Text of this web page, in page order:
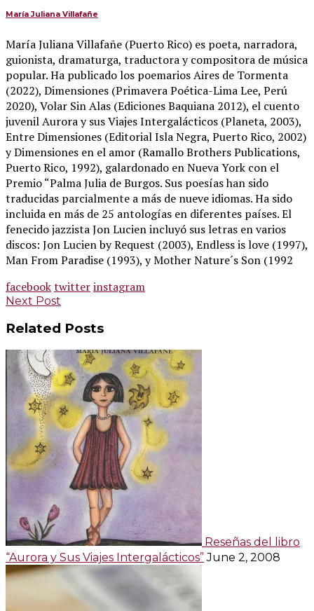
María Juliana Villafañe
María Juliana Villafañe (Puerto Rico) es poeta, narradora,
guionista, dramaturga, traductora y compositora de música
popular. Ha publicado los poemarios Aires de Tormenta
(2022), Dimensiones (Primavera Poética-Lima Lee, Perú
2020), Volar Sin Alas (Ediciones Baquiana 2012), el cuento
juvenil Aurora y sus Viajes Intergalácticos (Planeta, 2003),
Entre Dimensiones (Editorial Isla Negra, Puerto Rico, 2002)
y Dimensiones en el amor (Ramallo Brothers Publications,
Puerto Rico, 1992), galardonado en Nueva York con el
Premio “Palma Julia de Burgos. Sus poesías han sido
traducidas parcialmente a más de nueve idiomas. Ha sido
incluida en más de 25 antologías en diferentes países. El
fenecido jazzista Jon Lucien incluyó sus letras en varios
discos: Jon Lucien by Request (2003), Endless is love (1997),
Man From Paradise (1993), y Mother Nature´s Son (1992
facebooktwitterinstagram
Post
navigation
Next Post
Related Posts
Reseñas del libro
“Aurora y Sus Viajes Intergalácticos” June 2, 2008